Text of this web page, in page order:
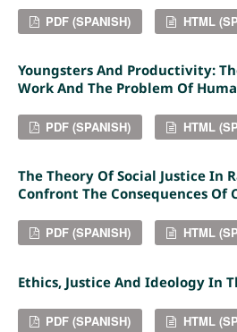
PDF (SPANISH) HTML
Youngsters And Productivity:
Work And The Problem Of
PDF (SPANISH) HTML
The Theory Of Social Justice In
Confront The Consequences Of
PDF (SPANISH) HTML
Ethics, Justice And Ideology In
PDF (SPANISH) HTML